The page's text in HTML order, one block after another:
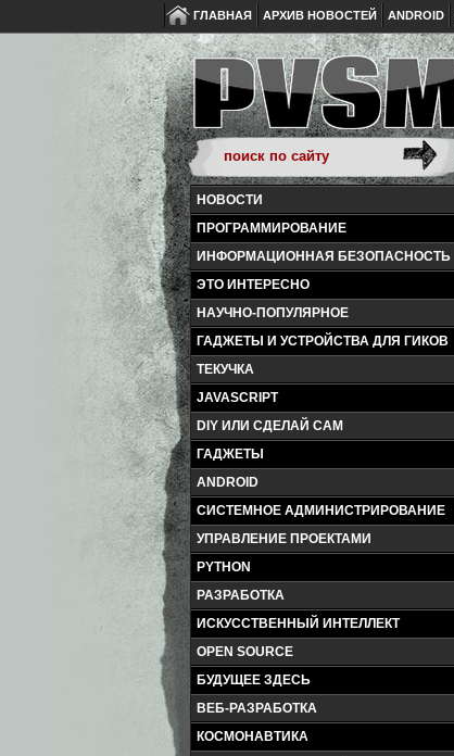
ГЛАВНАЯ АРХИВ НОВОСТЕЙ ANDROID
НОВОСТИ
ПРОГРАММИРОВАНИЕ
ИНФОРМАЦИОННАЯ БЕЗОПАСНОСТЬ
ЭТО ИНТЕРЕСНО
НАУЧНО-ПОПУЛЯРНОЕ
ГАДЖЕТЫ И УСТРОЙСТВА ДЛЯ ГИКОВ
ТЕКУЧКА
JAVASCRIPT
DIY ИЛИ СДЕЛАЙ САМ
ГАДЖЕТЫ
ANDROID
СИСТЕМНОЕ АДМИНИСТРИРОВАНИЕ
УПРАВЛЕНИЕ ПРОЕКТАМИ
PYTHON
РАЗРАБОТКА
ИСКУССТВЕННЫЙ ИНТЕЛЛЕКТ
OPEN SOURCE
БУДУЩЕЕ ЗДЕСЬ
ВЕБ-РАЗРАБОТКА
КОСМОНАВТИКА